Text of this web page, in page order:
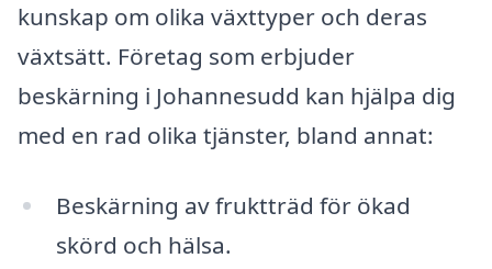
kunskap om olika växttyper och deras
växtsätt. Företag som erbjuder
beskärning i Johannesudd kan hjälpa dig
med en rad olika tjänster, bland annat:
Beskärning av fruktträd för ökad
skörd och hälsa.